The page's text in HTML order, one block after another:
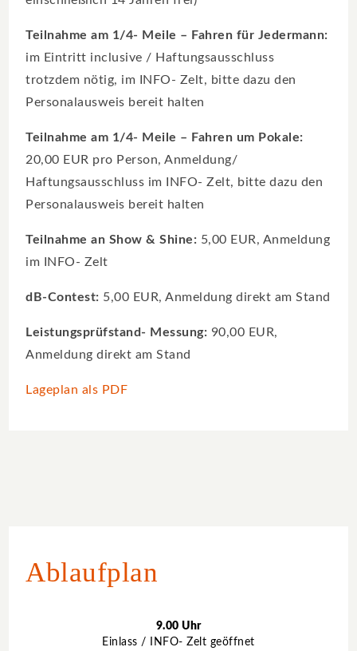
Teilnahme am 1/4- Meile – Fahren für Jedermann:
im Eintritt inclusive / Haftungsausschluss
trotzdem nötig, im INFO- Zelt, bitte dazu den
Personalausweis bereit halten
Teilnahme am 1/4- Meile – Fahren um Pokale:
20,00 EUR pro Person, Anmeldung/
Haftungsausschluss im INFO- Zelt, bitte dazu den
Personalausweis bereit halten
Teilnahme an Show & Shine: 5,00 EUR, Anmeldung
im INFO- Zelt
dB-Contest: 5,00 EUR, Anmeldung direkt am Stand
Leistungsprüfstand- Messung: 90,00 EUR,
Anmeldung direkt am Stand
Lageplan als PDF
Ablaufplan
9.00 Uhr
Einlass / INFO- Zelt geöffnet